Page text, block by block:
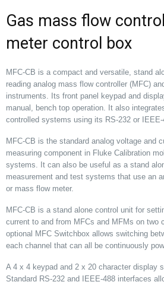
Gas mass flow
meter control box
MFC-CB is a compact and versatile, stand
reading analog mass flow controller (MFC)
instruments. Its front panel keypad and
manual, bench top operation. It also
controlled systems using its RS-232 or
MFC-CB is the standard analog voltage and
measuring component in Fluke Calibration
systems. It can also be useful as a stand
measurement and test systems that use an
or mass flow meter.
MFC-CB is a stand alone control unit for
current to and from MFCs and MFMs on two
optional MFC Switchbox allows switching
each channel that can all be continuously
A 4 x 4 keypad and 2 x 20 character display
Standard RS-232 and IEEE-488 interfaces